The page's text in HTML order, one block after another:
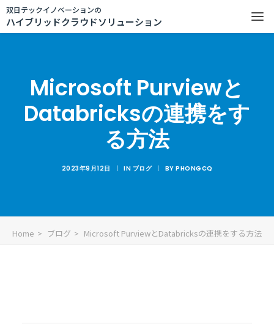
双日テックイノベーションの
ハイブリッドクラウドソリューション
Microsoft Purviewと
Databricksの連携をす
る方法
2023年9月12日 | IN ブログ | BY PHONGCQ
Home ブログ Microsoft PurviewとDatabricksの連携をする方法